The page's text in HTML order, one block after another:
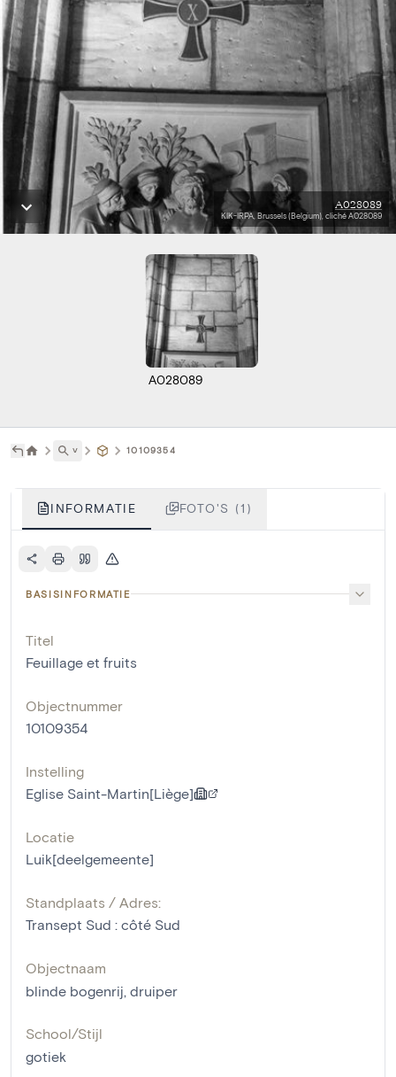
A028089
KIK-IRPA, Brussels (Belgium), cliché A028089
A028089
˅ 10109354
INFORMATIE FOTO'S (1)
BASISINFORMATIE
Titel
Feuillage et fruits
Objectnummer
10109354
Instelling
Eglise Saint-Martin[Liège]
Locatie
Luik[deelgemeente]
Standplaats / Adres:
Transept Sud : côté Sud
Objectnaam
blinde bogenrij druiper
School/Stijl
gotiek